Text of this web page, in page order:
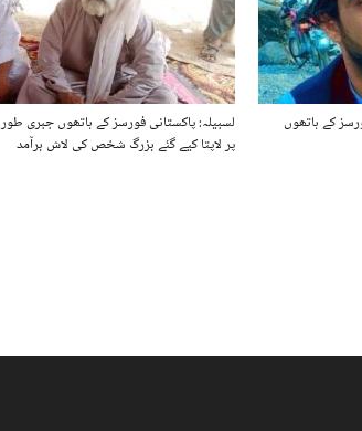
لسبیلہ: پاکستانی فورسز کے ہاتھوں جبری طور
پر لاپتا کیے گئے بزرگ شخص کی لاش برآمد
کے ہاتھوں